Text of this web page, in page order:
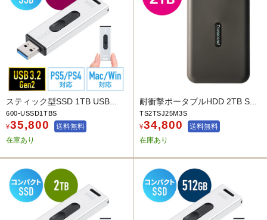
スティック型SSD 1TB USB...
600-USSD1TBS
¥35,800
送料無料
在庫あり
耐衝撃ポータブルHDD 2TB S...
TS2TSJ25M3S
¥34,800
送料無料
在庫あり